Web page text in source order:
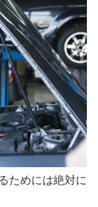
ためには絶対に